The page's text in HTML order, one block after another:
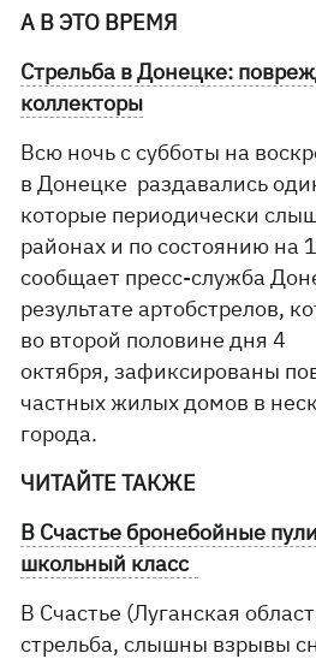
А В ЭТО ВРЕМЯ
Стрельба в Донецке:
коллекторы
Всю ночь с субботы на
в Донецке раздавались
которые периодически
районах и по состоянию на
сообщает пресс-служба
результате артобстрелов,
во второй половине дня 4
октября, зафиксированы
частных жилых домов в
города.
ЧИТАЙТЕ ТАКЖЕ
В Счастье бронебойные
школьный класс
В Счастье (Луганская
стрельба, слышны взрывы